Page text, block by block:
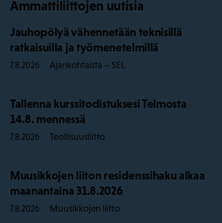
Ammattiliittojen uutisia
Jauhopölyä vähennetään teknisillä
ratkaisuilla ja työmenetelmillä
7.8.2026 Ajankohtaista – SEL
Tallenna kurssitodistuksesi Telmosta
14.8. mennessä
7.8.2026 Teollisuusliitto
Muusikkojen liiton residenssihaku alkaa
maanantaina 31.8.2026
7.8.2026 Muusikkojen liitto